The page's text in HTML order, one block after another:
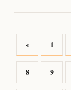
« 1
8 9